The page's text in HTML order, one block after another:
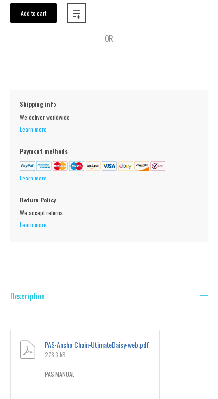
Add to cart
OR
Shipping info
We deliver worldwide
Learn more
Payment methods
Learn more
Return Policy
We accept returns
Learn more
Description
PAS-AnchorChain-UtimateDaisy-web.pdf
278.3 kB
PAS MANUAL